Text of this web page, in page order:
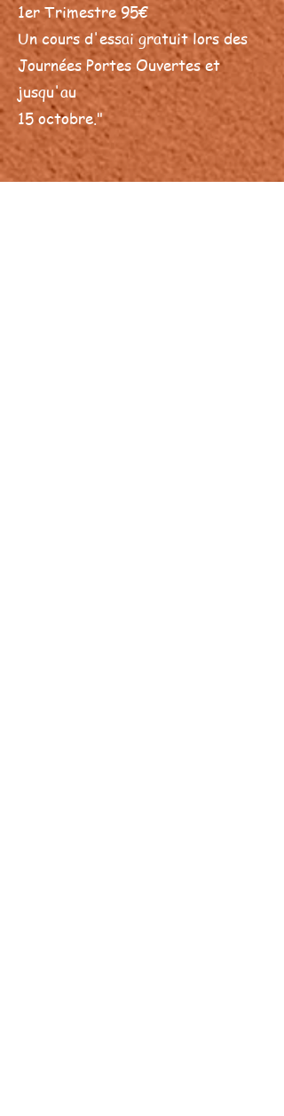
1er Trimestre 95€
Un cours d'essai gratuit lors des
Journées Portes Ouvertes et
jusqu'au
15 octobre."